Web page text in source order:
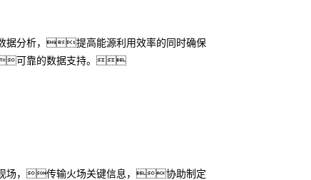
据分析，提高能源利用效率的同时确保
可靠的数据支持。
场，传输火场关键信息，协助制定